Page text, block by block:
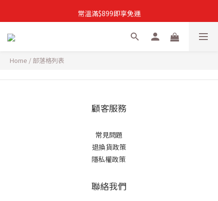
註冊加入新會員，結帳自動折扣$50購物金
常溫滿$899即享免運
註冊新會員，【首購】滿$299免運費
Home / 部落格列表
顧客服務
常見問題
退換貨政策
隱私權政策
聯絡我們